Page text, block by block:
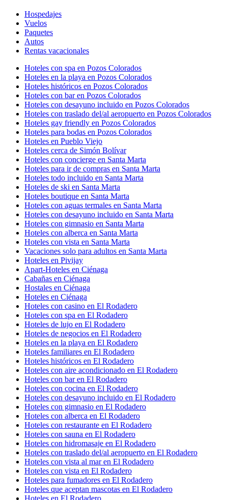
Hospedajes
Vuelos
Paquetes
Autos
Rentas vacacionales
Hoteles con spa en Pozos Colorados
Hoteles en la playa en Pozos Colorados
Hoteles históricos en Pozos Colorados
Hoteles con bar en Pozos Colorados
Hoteles con desayuno incluido en Pozos Colorados
Hoteles con traslado del/al aeropuerto en Pozos Colorados
Hoteles gay friendly en Pozos Colorados
Hoteles para bodas en Pozos Colorados
Hoteles en Pueblo Viejo
Hoteles cerca de Simón Bolívar
Hoteles con concierge en Santa Marta
Hoteles para ir de compras en Santa Marta
Hoteles todo incluido en Santa Marta
Hoteles de ski en Santa Marta
Hoteles boutique en Santa Marta
Hoteles con aguas termales en Santa Marta
Hoteles con desayuno incluido en Santa Marta
Hoteles con gimnasio en Santa Marta
Hoteles con alberca en Santa Marta
Hoteles con vista en Santa Marta
Vacaciones solo para adultos en Santa Marta
Hoteles en Pivijay
Apart-Hoteles en Ciénaga
Cabañas en Ciénaga
Hostales en Ciénaga
Hoteles en Ciénaga
Hoteles con casino en El Rodadero
Hoteles con spa en El Rodadero
Hoteles de lujo en El Rodadero
Hoteles de negocios en El Rodadero
Hoteles en la playa en El Rodadero
Hoteles familiares en El Rodadero
Hoteles históricos en El Rodadero
Hoteles con aire acondicionado en El Rodadero
Hoteles con bar en El Rodadero
Hoteles con cocina en El Rodadero
Hoteles con desayuno incluido en El Rodadero
Hoteles con gimnasio en El Rodadero
Hoteles con alberca en El Rodadero
Hoteles con restaurante en El Rodadero
Hoteles con sauna en El Rodadero
Hoteles con hidromasaje en El Rodadero
Hoteles con traslado del/al aeropuerto en El Rodadero
Hoteles con vista al mar en El Rodadero
Hoteles con vista en El Rodadero
Hoteles para fumadores en El Rodadero
Hoteles que aceptan mascotas en El Rodadero